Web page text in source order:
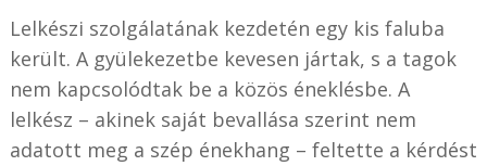
Lelkészi szolgálatának kezdetén egy kis faluba
került. A gyülekezetbe kevesen jártak, s a tagok
nem kapcsolódtak be a közös éneklésbe. A
lelkész – akinek saját bevallása szerint nem
adatott meg a szép énekhang – feltette a kérdést